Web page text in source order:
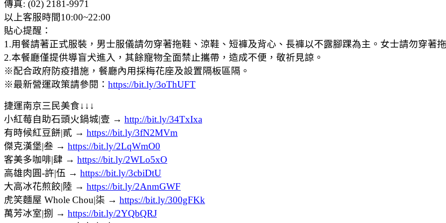
傳真: (02) 2181-9971
以上客服時間10:00~22:00
貼心提醒：
1.用餐請著正式服裝，男士服儀請勿穿著拖鞋、涼鞋、短褲及背心、長褲以不露腳踝為主。女士請勿穿著
2.本餐廳僅提供導盲犬進入，其餘寵物全面禁止攜帶，造成不便，敬祈見諒。
※配合政府防疫措施，餐廳內用採梅花座及設置隔板區隔。
※最新營運政策請參閱： https://bit.ly/3oThUFT
捷運南京三民美食↓↓↓
小紅莓自助石頭火鍋城|壹 → http://bit.ly/34TxIxa
有時候紅豆餅|貳 → https://bit.ly/3fN2MVm
傑克漢堡|叁 → https://bit.ly/2LqWmO0
客美多咖啡|肆 → https://bit.ly/2WLo5xO
高雄肉圓-許|伍 → https://bit.ly/3cbiDtU
大高冰花煎餃|陸 → https://bit.ly/2AnmGWF
虎笑麵屋 Whole Chou|柒 → https://bit.ly/300gFKk
萬芳冰室|捌 → https://bit.ly/2YQbQRJ